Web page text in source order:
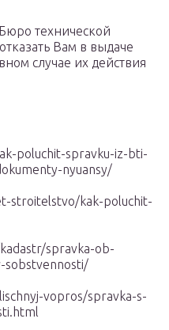
технической
Вам в выдаче
случае их действия
poluchit-spravku-iz-bti-
nyuansy/
stroitelstvo/kak-poluchit-
spravka-ob-
sobstvennosti/
vopros/spravka-s-